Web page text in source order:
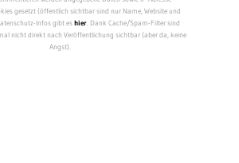
gesetzt (öffentlich sichtbar sind nur Name, Website und
Infos gibt eshier. Dank Cache/Spam-Filter sind
nicht direkt nach Veröffentlichung sichtbar (aber da, keine
Angst).